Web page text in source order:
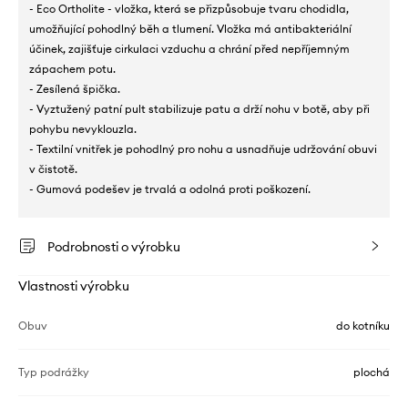
- Eco Ortholite - vložka, která se přizpůsobuje tvaru chodidla,
umožňující pohodlný běh a tlumení. Vložka má antibakteriální
účinek, zajišťuje cirkulaci vzduchu a chrání před nepříjemným
zápachem potu.
- Zesílená špička.
- Vyztužený patní pult stabilizuje patu a drží nohu v botě, aby při
pohybu nevyklouzla.
- Textilní vnitřek je pohodlný pro nohu a usnadňuje udržování obuvi
v čistotě.
- Gumová podešev je trvalá a odolná proti poškození.
Podrobnosti o výrobku
Vlastnosti výrobku
Obuv do kotníku
Typ podrážky plochá